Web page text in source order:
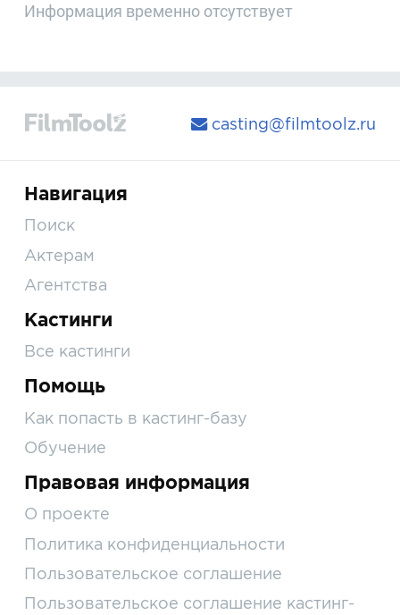
Информация временно отсутствует
casting@filmtoolz.ru
Навигация
Поиск
Актерам
Агентства
Кастинги
Все кастинги
Помощь
Как попасть в кастинг-базу
Обучение
Правовая информация
О проекте
Политика конфиденциальности
Пользовательское соглашение
Пользовательское соглашение кастинг-